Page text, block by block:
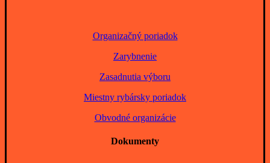
Organizačný poriadok
Zarybnenie
Zasadnutia výboru
Miestny rybársky poriadok
Obvodné organizácie
Dokumenty